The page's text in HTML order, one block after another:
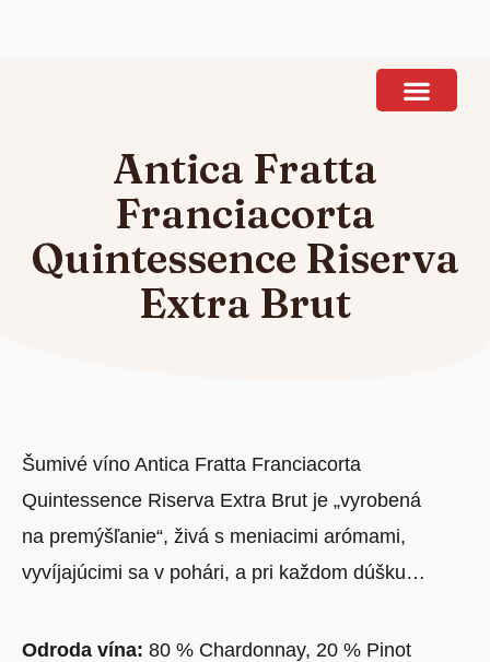
Antica Fratta
Franciacorta
Quintessence Riserva
Extra Brut
Šumivé víno Antica Fratta Franciacorta
Quintessence Riserva Extra Brut je „vyrobená
na premýšľanie“, živá s meniacimi arómami,
vyvíjajúcimi sa v pohári, a pri každom dúšku…
Odroda vína: 80 % Chardonnay, 20 % Pinot